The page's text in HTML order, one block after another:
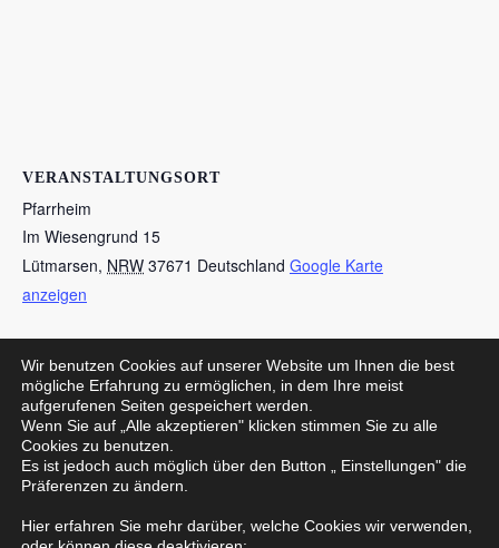
VERANSTALTUNGSORT
Pfarrheim
Im Wiesengrund 15
Lütmarsen, NRW 37671 Deutschland Google Karte
anzeigen
Jahreshauptversammlung TuS
Lütmarsen
Jahreshauptversammlung
Angelverein
Datenschutzerklärung
Wir benutzen Cookies auf unserer Website um Ihnen die best
mögliche Erfahrung zu ermöglichen, in dem Ihre meist
aufgerufenen Seiten gespeichert werden.
Wenn Sie auf „Alle akzeptieren" klicken stimmen Sie zu alle
Cookies zu benutzen.
Es ist jedoch auch möglich über den Button „ Einstellungen" die
Präferenzen zu ändern.
Hier erfahren Sie mehr darüber, welche Cookies wir verwenden,